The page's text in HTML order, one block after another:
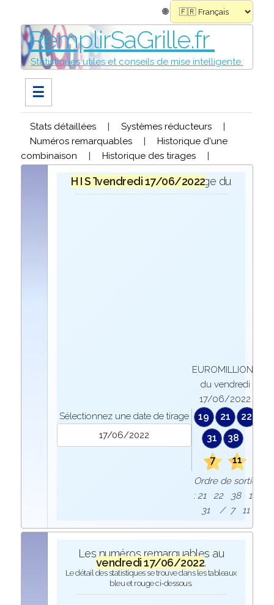
🌐
RemplirSaGrille.fr
Statistiques utiles et conseils de mise intelligente.
☰
Stats détaillées | Systèmes réducteurs
|
Numéros remarquables
|
Historique d'une
combinaison
| Historique des tirages |
H I S T O R I Q U Elors du tirage du
vendredi 17/06/2022
Sélectionnez une date de tirage
EUROMILLIONS
du vendredi
17/06/2022
19 21
22
31
38
7
11
Ordre de sortie
: 21 22 38 19
31 / 7 11
Les numéros remarquables au
vendredi 17/06/2022.
Le détail des statistiques se trouve dans les tableaux
bleu et rouge ci-dessous.